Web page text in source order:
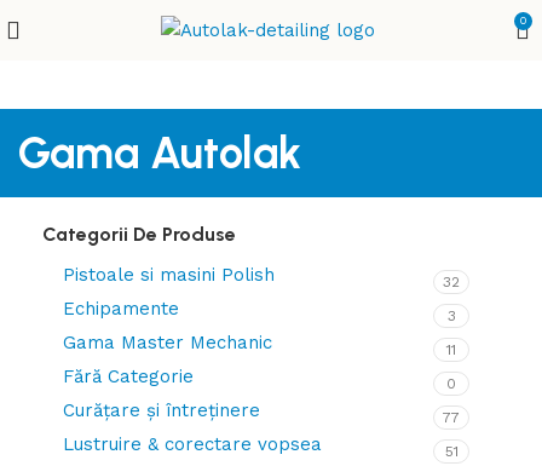
0
Gama Autolak
Categorii De Produse
Pistoale si masini Polish 32
Echipamente 3
Gama Master Mechanic 11
Fără Categorie 0
Curățare și întreținere 77
Lustruire & corectare vopsea 51